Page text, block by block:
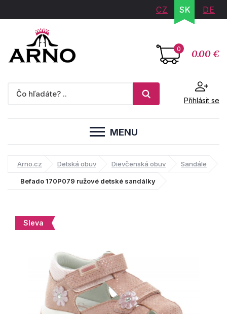
CZ SK DE
0 0.00 €
Přihlásit se
MENU
Arno.cz Detská obuv Dievčenská obuv Sandále
Befado 170P079 ružové detské sandálky
Sleva